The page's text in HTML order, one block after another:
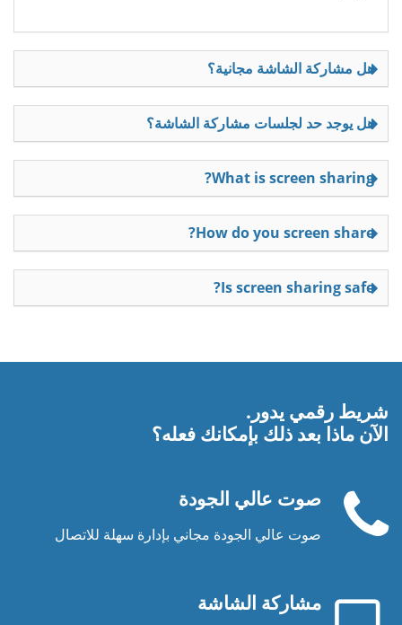
هل مشاركة الشاشة مجانية؟
هل يوجد حد لجلسات مشاركة الشاشة؟
What is screen sharing?
How do you screen share?
Is screen sharing safe?
شريط رقمي يدور.
الآن ماذا بعد ذلك بإمكانك فعله؟
صوت عالي الجودة
صوت عالي الجودة مجاني بإدارة سهلة للاتصال
مشاركة الشاشة